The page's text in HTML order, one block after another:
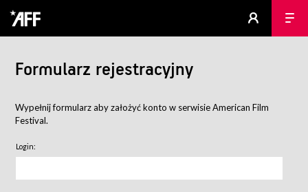
Formularz rejestracyjny
Wypełnij formularz aby założyć konto w serwisie American Film
Festival.
Login: